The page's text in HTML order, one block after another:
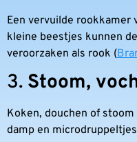
Een vervuilde
kleine beestjes kunnen
veroorzaken als rook (
3. Stoom,
Koken, douchen of
damp en